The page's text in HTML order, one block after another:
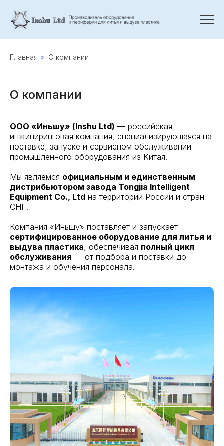
Главная » О компании
О компании
ООО «Иньшу» (Inshu Ltd) — российская
инжиниринговая компания, специализирующаяся на
поставке, запуске и сервисном обслуживании
промышленного оборудования из Китая.
Мы являемся официальным и единственным
дистрибьютором завода Tongjia Intelligent
Equipment Co., Ltd на территории России и стран
СНГ.
Компания «Иньшу» поставляет и запускает
сертифицированное оборудование для литья и
выдува пластика, обеспечивая полный цикл
обслуживания — от подбора и поставки до
монтажа и обучения персонала.